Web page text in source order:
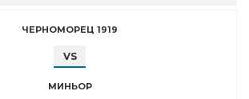
ЧЕРНОМОРЕЦ 1919
VS
МИНЬОР